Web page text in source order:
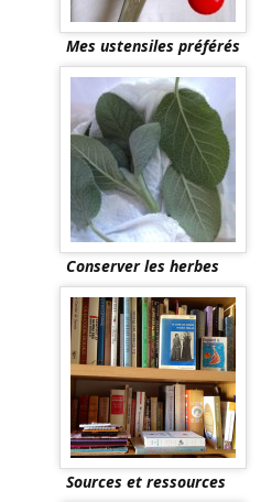
Mes ustensiles préférés
Conserver les herbes
Sources et ressources